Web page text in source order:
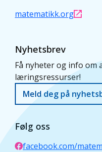
matematikk.org
Nyhetsbrev
Få nyheter og info om
læringsressurser!
Meld deg på
Følg oss
facebook.com/